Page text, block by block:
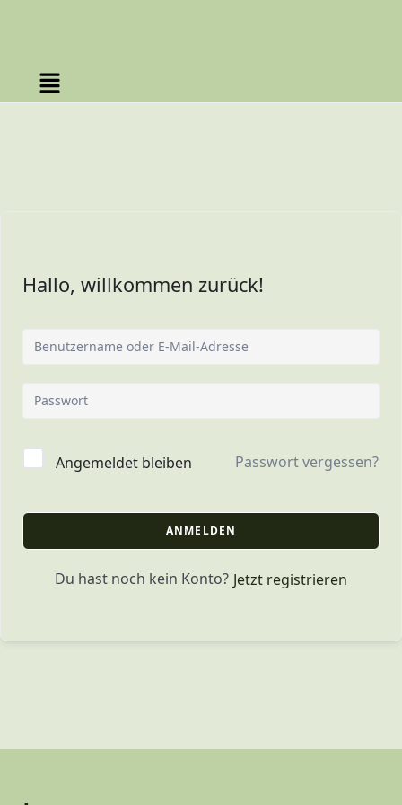
Hallo, willkommen zurück!
Angemeldet bleiben Passwort vergessen?
ANMELDEN
Du hast noch kein Konto? Jetzt registrieren